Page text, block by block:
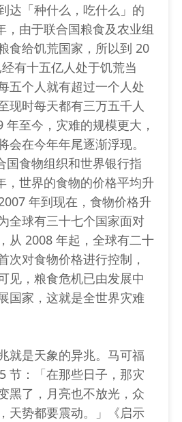
达「种什么，吃什么」的
，由于联合国粮食及农业组
食给饥荒国家，所以到 20
有十五亿人处于饥荒当
五个人就有超过一个人处
现时每天都有三万五千人
至今，灾难的规模更大，
会在今年年尾逐渐浮现。
国食物组织和世界银行指
，世界的食物的价格平均升
年到现在，食物价格升
全球有三十七个国家面对
从 2008 年起，全球有二十
次对食物价格进行控制，
见，粮食危机已由发展中
国家，这就是全世界灾难
就是天象的异兆。马可福
节：「在那些日子，那灾
黑了，月亮也不放光，众
天势都要震动。」《启示